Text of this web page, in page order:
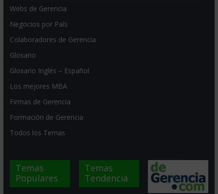
Webs de Gerencia
Negocios por País
Colaboradores de Gerencia
Glosario
Glosario Inglés – Español
Los mejores MBA
Firmas de Gerencia
Formación de Gerencia
Todos los Temas
Temas
Populares
Temas
Tendencia